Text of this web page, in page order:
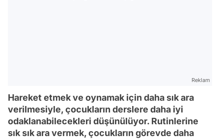
Reklam
Hareket etmek ve oynamak için daha sık ara
verilmesiyle, çocukların derslere daha iyi
odaklanabilecekleri düşünülüyor. Rutinlerine
sık sık ara vermek, çocukların görevde daha